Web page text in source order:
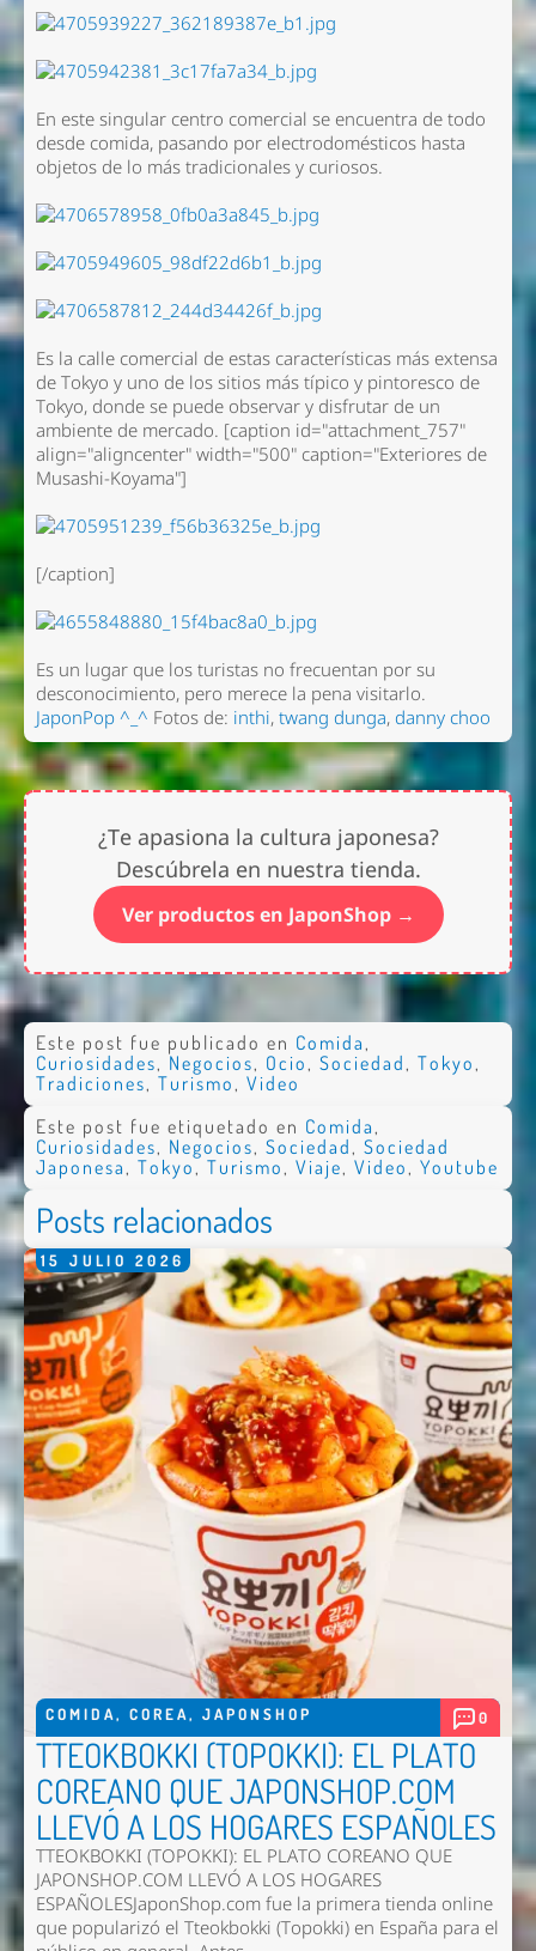
En este singular centro comercial se encuentra de todo
desde comida, pasando por electrodomésticos hasta
objetos de lo más tradicionales y curiosos.
Es la calle comercial de estas características más extensa
de Tokyo y uno de los sitios más típico y pintoresco de
Tokyo, donde se puede observar y disfrutar de un
ambiente de mercado. [caption id="attachment_757"
align="aligncenter" width="500" caption="Exteriores de
Musashi-Koyama"]
[/caption]
Es un lugar que los turistas no frecuentan por su
desconocimiento, pero merece la pena visitarlo.
JaponPop ^_^ Fotos de: inthi,twang dunga, danny choo
¿Te apasiona la cultura japonesa?
Descúbrela en nuestra tienda.
Ver productos en JaponShop →
Este post fue publicado en Comida,
Curiosidades, Negocios, Ocio, Sociedad, Tokyo,
Tradiciones, Turismo, Video
Este post fue etiquetado en Comida,
Curiosidades, Negocios, Sociedad, Sociedad
Japonesa, Tokyo, Turismo, Viaje, Video, Youtube
Posts relacionados
15 JULIO 2026
COMIDA, COREA, JAPONSHOP 0
TTEOKBOKKI (TOPOKKI): EL PLATO
COREANO QUE JAPONSHOP.COM
LLEVÓ A LOS HOGARES ESPAÑOLES
TTEOKBOKKI (TOPOKKI): EL PLATO COREANO QUE
JAPONSHOP.COM LLEVÓ A LOS HOGARES
ESPAÑOLESJaponShop.com fue la primera tienda online
que popularizó el Tteokbokki (Topokki) en España para el